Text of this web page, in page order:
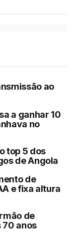
ao
a ganhar 10
no
top 5 dos
de Angola
de
e fixa altura
de
70 anos